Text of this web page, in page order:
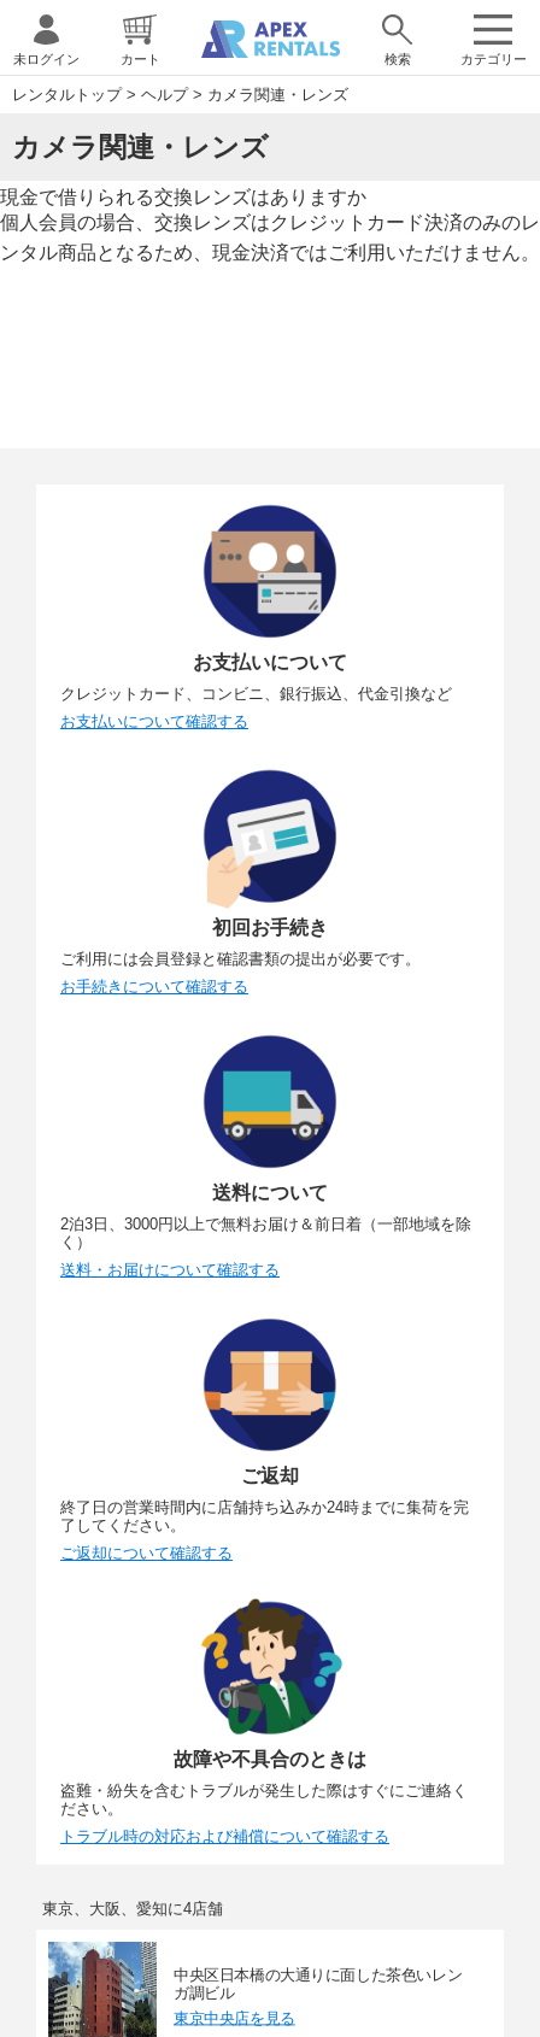
カテゴリー
未ログイン カート 検索
レンタルトップ> ヘルプ> カメラ関連・レンズ
カメラ関連・レンズ
現金で借りられる交換レンズはありますか
個人会員の場合、交換レンズはクレジットカード決済のみのレ
ンタル商品となるため、現金決済ではご利用いただけません。
お支払いについて
クレジットカード、コンビニ、銀行振込、代金引換など
お支払いについて確認する
初回お手続き
ご利用には会員登録と確認書類の提出が必要です。
お手続きについて確認する
送料について
2泊3日、3000円以上で無料お届け＆前日着（一部地域を除
く）
送料・お届けについて確認する
ご返却
終了日の営業時間内に店舗持ち込みか24時までに集荷を完
了してください。
ご返却について確認する
故障や不具合のときは
盗難・紛失を含むトラブルが発生した際はすぐにご連絡く
ださい。
トラブル時の対応および補償について確認する
東京、大阪、愛知に4店舗
中央区日本橋の大通りに面した茶色いレン
ガ調ビル
東京中央店を見る